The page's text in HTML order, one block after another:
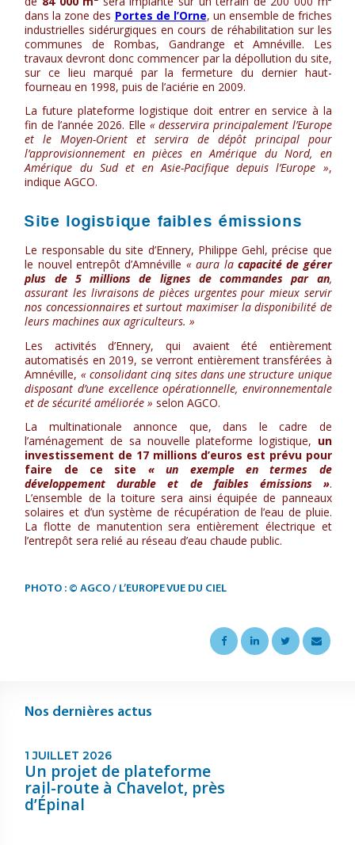
dans la zone des Portes de l’Orne, un ensemble de friches
industrielles sidérurgiques en cours de réhabilitation sur les
communes de Rombas, Gandrange et Amnéville. Les
travaux devront donc commencer par la dépollution du site,
sur ce lieu marqué par la fermeture du dernier haut-
fourneau en 1998, puis de l’aciérie en 2009.
La future plateforme logistique doit entrer en service à la
fin de l’année 2026. Elle « desservira principalement l’Europe
et le Moyen-Orient et servira de dépôt principal pour
l’approvisionnement en pièces en Amérique du Nord, en
Amérique du Sud et en Asie-Pacifique depuis l’Europe »,
indique AGCO.
Site logistique faibles émissions
Le responsable du site d’Ennery, Philippe Gehl, précise que
le nouvel entrepôt d’Amnéville « aura la capacité de gérer
plus de 5 millions de lignes de commandes par an,
assurant les livraisons de pièces urgentes pour mieux servir
nos concessionnaires et surtout maximiser la disponibilité de
leurs machines aux agriculteurs. »
Les activités d’Ennery, qui avaient été entièrement
automatisés en 2019, se verront entièrement transférées à
Amnéville, « consolidant cinq sites dans une structure unique
disposant d’une excellence opérationnelle, environnementale
et de sécurité améliorée » selon AGCO.
La multinationale annonce que, dans le cadre de
l’aménagement de sa nouvelle plateforme logistique, un
investissement de 17 millions d’euros est prévu pour
faire de ce site « un exemple en termes de
développement durable et de faibles émissions ».
L’ensemble de la toiture sera ainsi équipée de panneaux
solaires et d’un système de récupération de l’eau de pluie.
La flotte de manutention sera entièrement électrique et
l’entrepôt sera relié au réseau d’eau chaude public.
PHOTO : © AGCO / L’EUROPE VUE DU CIEL
Nos dernières actus
1 JUILLET 2026
Un projet de plateforme
rail-route à Chavelot, près
d’Épinal